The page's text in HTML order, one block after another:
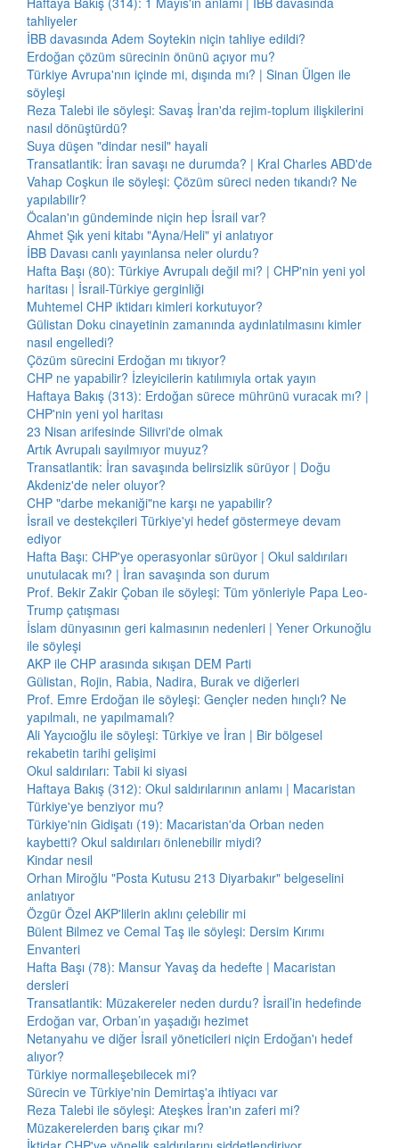
tahliyeler
İBB davasında Adem Soytekin niçin tahliye edildi?
Erdoğan çözüm sürecinin önünü açıyor mu?
Türkiye Avrupa'nın içinde mi, dışında mı? | Sinan Ülgen ile
söyleşi
Reza Talebi ile söyleşi: Savaş İran'da rejim-toplum ilişkilerini
nasıl dönüştürdü?
Suya düşen "dindar nesil" hayali
Transatlantik: İran savaşı ne durumda? | Kral Charles ABD'de
Vahap Coşkun ile söyleşi: Çözüm süreci neden tıkandı? Ne
yapılabilir?
Öcalan'ın gündeminde niçin hep İsrail var?
Ahmet Şık yeni kitabı "Ayna/Heli" yi anlatıyor
İBB Davası canlı yayınlansa neler olurdu?
Hafta Başı (80): Türkiye Avrupalı değil mi? | CHP'nin yeni yol
haritası | İsrail-Türkiye gerginliği
Muhtemel CHP iktidarı kimleri korkutuyor?
Gülistan Doku cinayetinin zamanında aydınlatılmasını kimler
nasıl engelledi?
Çözüm sürecini Erdoğan mı tıkıyor?
CHP ne yapabilir? İzleyicilerin katılımıyla ortak yayın
Haftaya Bakış (313): Erdoğan sürece mührünü vuracak mı? |
CHP'nin yeni yol haritası
23 Nisan arifesinde Silivri'de olmak
Artık Avrupalı sayılmıyor muyuz?
Transatlantik: İran savaşında belirsizlik sürüyor | Doğu
Akdeniz'de neler oluyor?
CHP "darbe mekaniği"ne karşı ne yapabilir?
İsrail ve destekçileri Türkiye'yi hedef göstermeye devam
ediyor
Hafta Başı: CHP'ye operasyonlar sürüyor | Okul saldırıları
unutulacak mı? | İran savaşında son durum
Prof. Bekir Zakir Çoban ile söyleşi: Tüm yönleriyle Papa Leo-
Trump çatışması
İslam dünyasının geri kalmasının nedenleri | Yener Orkunoğlu
ile söyleşi
AKP ile CHP arasında sıkışan DEM Parti
Gülistan, Rojin, Rabia, Nadira, Burak ve diğerleri
Prof. Emre Erdoğan ile söyleşi: Gençler neden hınçlı? Ne
yapılmalı, ne yapılmamalı?
Ali Yaycıoğlu ile söyleşi: Türkiye ve İran | Bir bölgesel
rekabetin tarihi gelişimi
Okul saldırıları: Tabii ki siyasi
Haftaya Bakış (312): Okul saldırılarının anlamı | Macaristan
Türkiye'ye benziyor mu?
Türkiye'nin Gidişatı (19): Macaristan'da Orban neden
kaybetti? Okul saldırıları önlenebilir miydi?
Kindar nesil
Orhan Miroğlu "Posta Kutusu 213 Diyarbakır" belgeselini
anlatıyor
Özgür Özel AKP'lilerin aklını çelebilir mi
Bülent Bilmez ve Cemal Taş ile söyleşi: Dersim Kırımı
Envanteri
Hafta Başı (78): Mansur Yavaş da hedefte | Macaristan
dersleri
Transatlantik: Müzakereler neden durdu? İsrail’in hedefinde
Erdoğan var, Orban’ın yaşadığı hezimet
Netanyahu ve diğer İsrail yöneticileri niçin Erdoğan'ı hedef
alıyor?
Türkiye normalleşebilecek mi?
Sürecin ve Türkiye'nin Demirtaş'a ihtiyacı var
Reza Talebi ile söyleşi: Ateşkes İran'ın zaferi mi?
Müzakerelerden barış çıkar mı?